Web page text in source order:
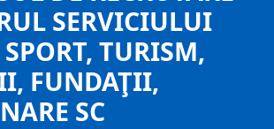
SERVICIULUI
TURISM,
FUNDAŢII,
SC